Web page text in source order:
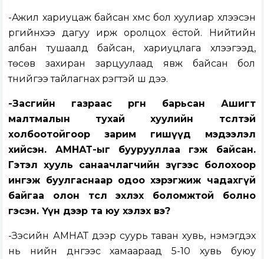
-Ажил хариуцаж байсан хүмүүс бол хуулиар хүлээсэн
үүргийнхээ дагуу ирж оролцох ёстой. Нийтийн
албан тушаалд байсан, хариуцлага хүлээгээд,
төсөв захиран зарцуулаад явж байсан бол
түүнийгээ тайлагнах үүрэгтэй шүү дээ.
-Засгийн газраас өргөн барьсан Ашигт
малтмалын тухай хуулийн төсөлтэй
холбоотойгоор зарим гишүүд мэдээлэл
хийсэн. АМНАТ-ыг буурууллаа гэж байсан.
Гэтэл хууль санаачлагчийн зүгээс болохоор
ингэж буулгаснаар одоо хэрэгжиж чадахгүй
байгаа олон төсөл эхлэх боломжтой болно
гэсэн. Үүн дээр та юу хэлэх вэ?
-Зэсийн АМНАТ дээр суурь таван хувь, нэмэгдэх
нь үнийн дүнгээс хамаараад 5-10 хувь буюу